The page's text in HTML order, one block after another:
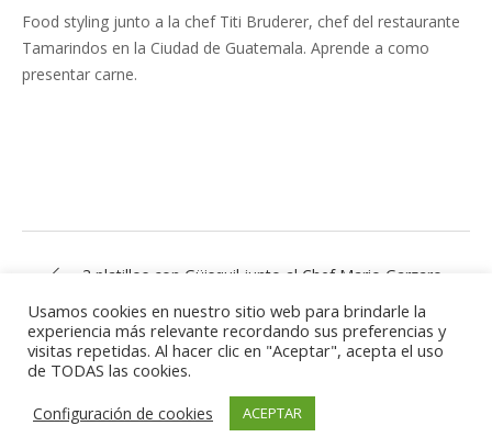
Food styling junto a la chef Titi Bruderer, chef del restaurante
Tamarindos en la Ciudad de Guatemala. Aprende a como
presentar carne.
3 platillos con Güisquil junto al Chef Mario Garzaro
Chef Rodrigo Lacayo
Usamos cookies en nuestro sitio web para brindarle la
experiencia más relevante recordando sus preferencias y
visitas repetidas. Al hacer clic en "Aceptar", acepta el uso
de TODAS las cookies.
Configuración de cookies ACEPTAR